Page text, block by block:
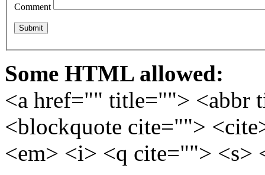
Comment
Some HTML allowed:
<a href="" title=""> <abbr
<blockquote cite="">
<em> <i> <q cite=""> <s>